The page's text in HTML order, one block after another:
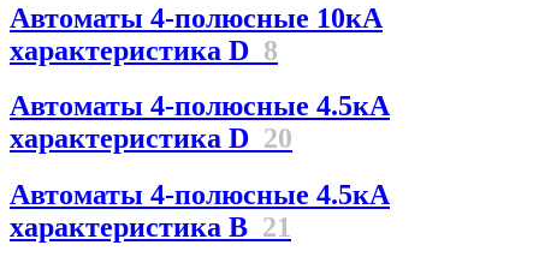
Автоматы 4-полюсные 10кА
характеристика D 8
Автоматы 4-полюсные 4.5кА
характеристика D 20
Автоматы 4-полюсные 4.5кА
характеристика В 21